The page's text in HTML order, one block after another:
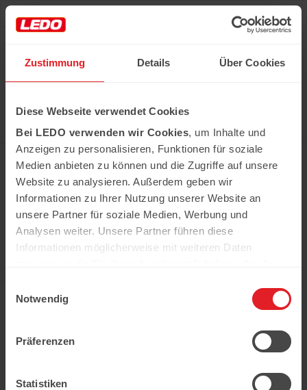
Zustimmung Details Über Cookies
Diese Webseite verwendet Cookies
Bei LEDO verwenden wir Cookies, um Inhalte und
Anzeigen zu personalisieren, Funktionen für soziale
Medien anbieten zu können und die Zugriffe auf unsere
Website zu analysieren. Außerdem geben wir
Informationen zu Ihrer Nutzung unserer Website an
unsere Partner für soziale Medien, Werbung und
Analysen weiter. Unsere Partner führen diese
Informationen möglicherweise mit weiteren Daten
haben.
Notwendig
Präferenzen
Statistiken
Alle notwendigen Produkte können Sie im Netzwerk
unserer Supermärkte Ledo kaufen
Erfahren Sie mehr
In der Kühweid 2a D-76661 Philippsburg-
Huttenheim
ledo.informiert@ledo-markt.de
der gesamte Inhalt sind urheberrechtlich
geschützt.